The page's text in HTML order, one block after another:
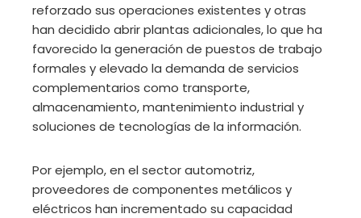
reforzado sus operaciones existentes y otras
han decidido abrir plantas adicionales, lo que ha
favorecido la generación de puestos de trabajo
formales y elevado la demanda de servicios
complementarios como transporte,
almacenamiento, mantenimiento industrial y
soluciones de tecnologías de la información.
Por ejemplo, en el sector automotriz,
proveedores de componentes metálicos y
eléctricos han incrementado su capacidad